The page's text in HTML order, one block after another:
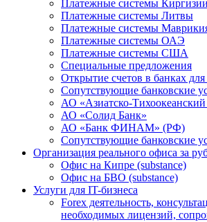
Платежные системы Киргизии
Платежные системы Литвы
Платежные системы
Платежные системы ОАЭ
Платежные системы США
Специальные предложения
Открытие счетов в банках
Сопутствующие банковские
АО «Азиатско-
АО «Солид Банк»
АО «Банк ФИНАМ» (РФ)
Сопутствующие банковские
Организация реального офиса за
Офис на Кипре (substance)
Офис на БВО (substance)
Услуги для IT-бизнеса
Forex деятельность,
необходимых лицензий,